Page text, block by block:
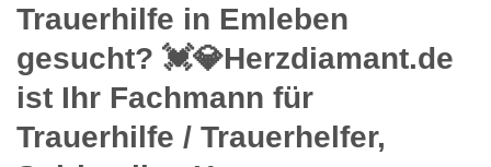
Trauerhilfe in Emleben
gesucht? 💓️💎Herzdiamant.de
ist Ihr Fachmann für
Trauerhilfe / Trauerhelfer,